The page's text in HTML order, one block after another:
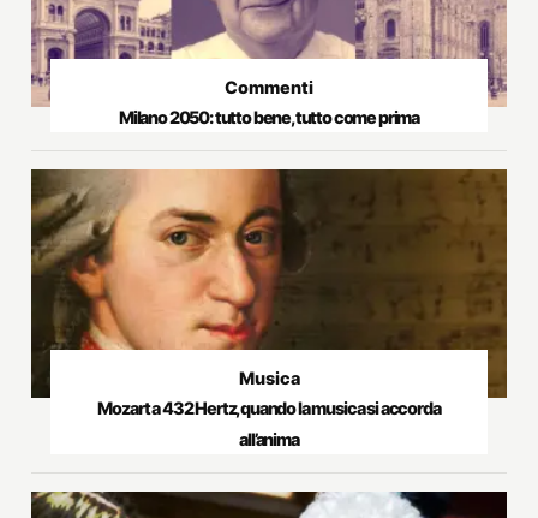
Commenti
Milano 2050: tutto bene, tutto come prima
Musica
Mozart a 432 Hertz, quando la musica si accorda
all’anima